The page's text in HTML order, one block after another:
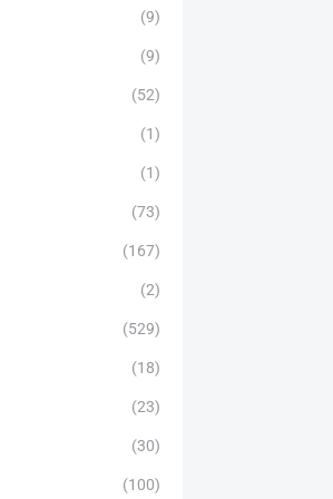
(9)
(9)
(52)
(1)
(1)
(73)
(167)
(2)
(529)
(18)
(23)
(30)
(100)